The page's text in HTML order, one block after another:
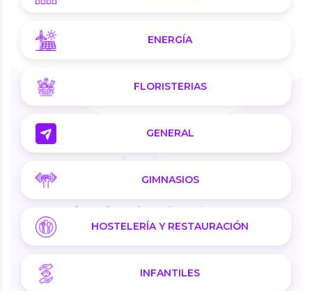
ENERGÍA
FLORISTERIAS
GENERAL
GIMNASIOS
HOSTELERÍA Y RESTAURACIÓN
INFANTILES